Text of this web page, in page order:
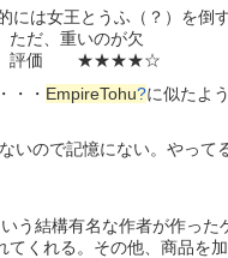
には女王とうふ（？）を倒
ただ、重いのが欠
・・ EmpireTohu?に似たよ
いので記憶にない。やって
作品
う結構有名な作者が作っ
くれる。その他、商品を